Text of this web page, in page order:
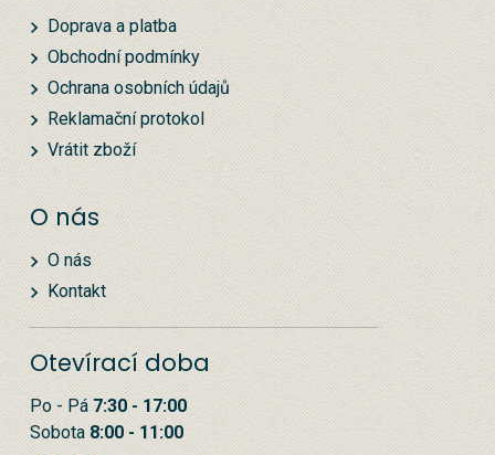
Doprava a platba
Obchodní podmínky
Ochrana osobních údajů
Reklamační protokol
Vrátit zboží
O nás
O nás
Kontakt
Otevírací doba
Po - Pá 7:30 - 17:00
Sobota 8:00 - 11:00